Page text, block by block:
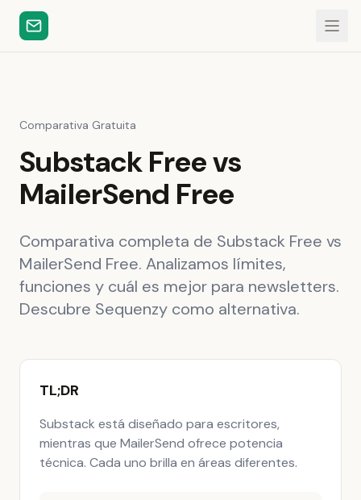
Comparativa Gratuita
Substack Free vs
MailerSend Free
Comparativa completa de Substack Free vs
MailerSend Free. Analizamos límites,
funciones y cuál es mejor para newsletters.
Descubre Sequenzy como alternativa.
TL;DR
Substack está diseñado para escritores,
mientras que MailerSend ofrece potencia
técnica. Cada uno brilla en áreas diferentes.